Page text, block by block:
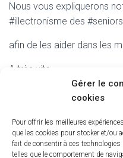
Gérer le
cookies
Pour offrir les meilleures
que les cookies pour stocker et/ou
fait de consentir à ces
telles que le comportement de
Nous vous expliquerons
#illectronisme des #seniors
afin de les aider dans les
A très vite